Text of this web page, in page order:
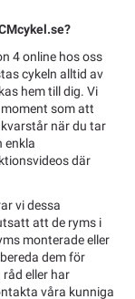
4 online hos oss
cykeln alltid av
hem till dig. Vi
som att
när du tar
enkla
där
vi dessa
att de ryms i
monterade eller
dem för
eller har
våra kunniga